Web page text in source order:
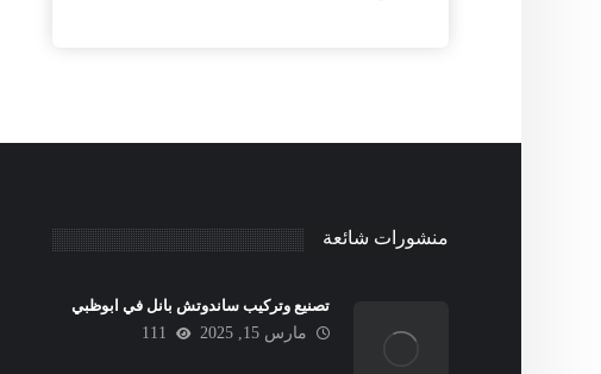
منشورات شائعة
تصنيع وتركيب ساندوتش بانل في ابوظبي
مارس 15, 2025
111